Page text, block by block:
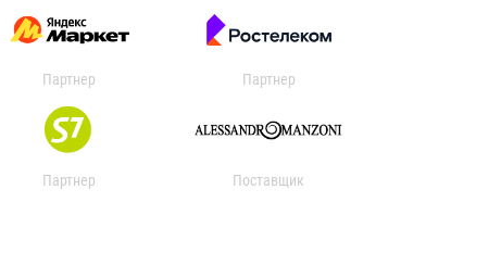
Партнер Партнер
Партнер Поставщик